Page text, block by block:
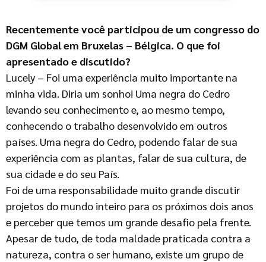
Recentemente você participou de um congresso do
DGM Global em Bruxelas – Bélgica. O que foi
apresentado e discutido?
Lucely – Foi uma experiência muito importante na
minha vida. Diria um sonho! Uma negra do Cedro
levando seu conhecimento e, ao mesmo tempo,
conhecendo o trabalho desenvolvido em outros
países. Uma negra do Cedro, podendo falar de sua
experiência com as plantas, falar de sua cultura, de
sua cidade e do seu País.
Foi de uma responsabilidade muito grande discutir
projetos do mundo inteiro para os próximos dois anos
e perceber que temos um grande desafio pela frente.
Apesar de tudo, de toda maldade praticada contra a
natureza, contra o ser humano, existe um grupo de